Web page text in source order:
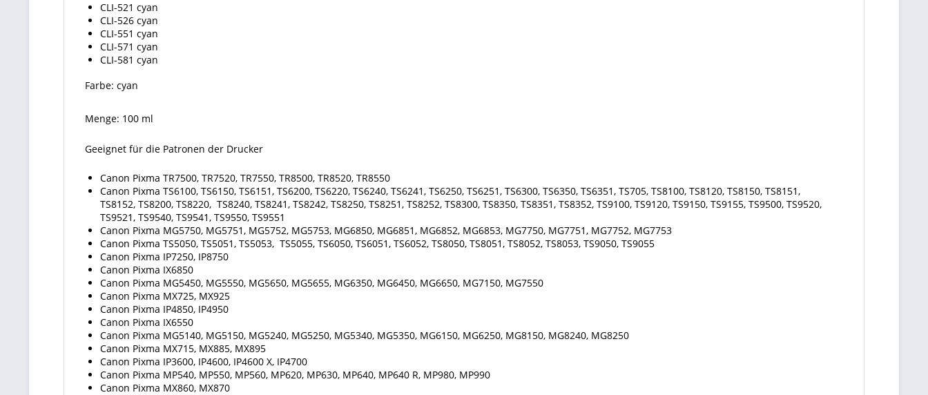
CLI-521 cyan
CLI-526 cyan
CLI-551 cyan
CLI-571 cyan
CLI-581 cyan
Farbe: cyan
Menge: 100 ml
Geeignet für die Patronen der Drucker
Canon Pixma TR7500, TR7520, TR7550, TR8500, TR8520, TR8550
Canon Pixma TS6100, TS6150, TS6151, TS6200, TS6220, TS6240, TS6241, TS6250, TS6251, TS6300, TS6350, TS6351, TS705, TS8100, TS8120, TS8150, TS8151,
TS8152, TS8200, TS8220, TS8240, TS8241, TS8242, TS8250, TS8251, TS8252, TS8300, TS8350, TS8351, TS8352, TS9100, TS9120, TS9150, TS9155, TS9500, TS9520,
TS9521, TS9540, TS9541, TS9550, TS9551
Canon Pixma MG5750, MG5751, MG5752, MG5753, MG6850, MG6851, MG6852, MG6853, MG7750, MG7751, MG7752, MG7753
Canon Pixma TS5050, TS5051, TS5053, TS5055, TS6050, TS6051, TS6052, TS8050, TS8051, TS8052, TS8053, TS9050, TS9055
Canon Pixma IP7250, IP8750
Canon Pixma IX6850
Canon Pixma MG5450, MG5550, MG5650, MG5655, MG6350, MG6450, MG6650, MG7150, MG7550
Canon Pixma MX725, MX925
Canon Pixma IP4850, IP4950
Canon Pixma IX6550
Canon Pixma MG5140, MG5150, MG5240, MG5250, MG5340, MG5350, MG6150, MG6250, MG8150, MG8240, MG8250
Canon Pixma MX715, MX885, MX895
Canon Pixma IP3600, IP4600, IP4600 X, IP4700
Canon Pixma MP540, MP550, MP560, MP620, MP630, MP640, MP640 R, MP980, MP990
Canon Pixma MX860, MX870